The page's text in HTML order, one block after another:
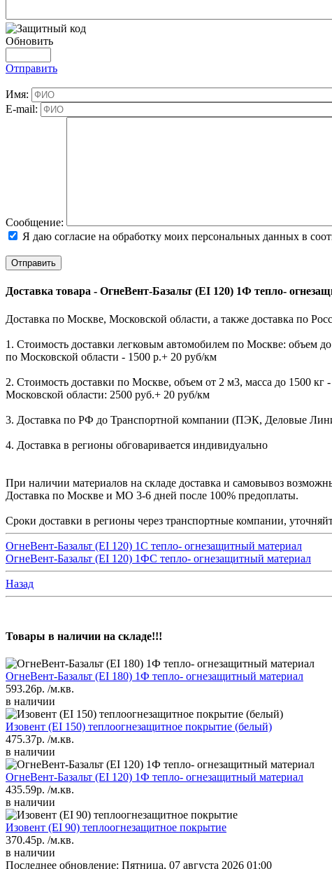
Обновить
Отправить
Имя:
E-mail:
Cообщение:
Я даю согласие на обработку моих персональных данных в
Доставка товара - ОгнeBeнт-Базaльт (EI 120) 1Ф тепло-
Доставка по Москве, Московской области, а также доставка по
1. Стоимость доставки легковым автомобилем по Москве: объем
по Московской области - 1500 р.+ 20 руб/км
2. Стоимость доставки по Москве, объем от 2 м3, масса до 1500 кг
Московской области: 2500 руб.+ 20 руб/км
3. Доставка по РФ до Транспортной компании (ПЭК, Деловые
4. Доставка в регионы обговаривается индивидуально
При наличии материалов на складе доставка и самовывоз
Доставка по Москве и МО 3-6 дней после 100% предоплаты.
Сроки доставки в регионы через транспортные компании,
ОгнeBeнт-Базaльт (EI 120) 1С тепло- огнезащитный материал
ОгнeBeнт-Базaльт (EI 120) 1ФС тепло- огнезащитный материал
Назад
Товары в наличии на складе!!!
ОгнeBeнт-Базaльт (EI 180) 1Ф тепло- огнезащитный материал
593.26р. /м.кв.
в наличии
Изовент (EI 150) теплоогнезащитное покрытие (белый)
475.37р. /м.кв.
в наличии
ОгнeBeнт-Базaльт (EI 120) 1Ф тепло- огнезащитный материал
435.59р. /м.кв.
в наличии
Изовент (EI 90) теплоогнезащитное покрытие
370.45р. /м.кв.
в наличии
Последнее обновление: Пятница, 07 августа 2026 01:00